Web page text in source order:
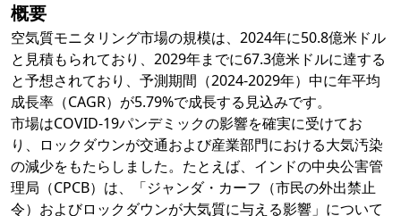
概要
空気質モニタリング市場の規模は、2024年に50.8億米ドル
と見積もられており、2029年までに67.3億米ドルに達する
と予想されており、予測期間（2024-2029年）中に年平均
成長率（CAGR）が5.79%で成長する見込みです。
市場はCOVID-19パンデミックの影響を確実に受けてお
り、ロックダウンが交通および産業部門における大気汚染
の減少をもたらしました。たとえば、インドの中央公害管
理局（CPCB）は、「ジャンダ・カーフ（市民の外出禁止
令）およびロックダウンが大気質に与える影響」について